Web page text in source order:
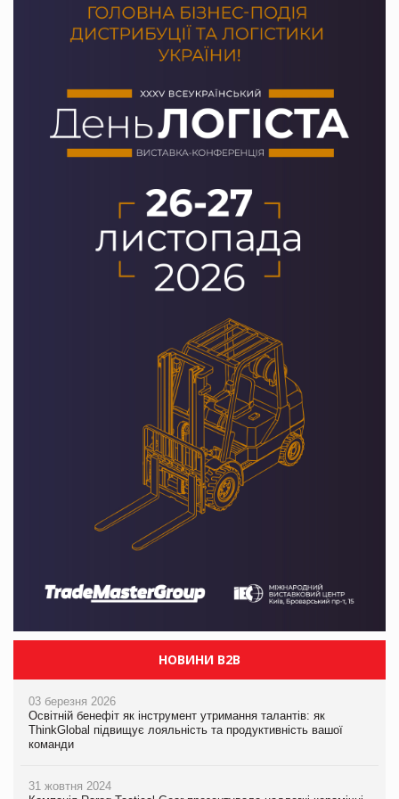
НОВИНИ B2B
03 березня 2026
Освітній бенефіт як інструмент утримання талантів: як
ThinkGlobal підвищує лояльність та продуктивність вашої
команди
31 жовтня 2024